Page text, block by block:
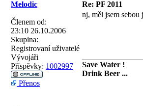
Melodic Re: PF 2011
Členem od:
23:10 26.10.2006
Skupina:
Registrovaní uživatelé
Vývojáři
Příspěvky: 1002997
nj, měl jsem
Save Water !
Drink Beer ...
Přenos